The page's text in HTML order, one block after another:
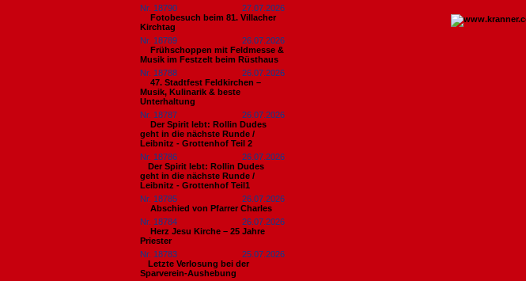
Nr. 18790
27.07.2026
Fotobesuch beim 81. Villacher
Kirchtag
Nr. 18789
26.07.2026
Frühschoppen mit Feldmesse &
Musik im Festzelt beim Rüsthaus
Nr. 18788
26.07.2026
47. Stadtfest Feldkirchen –
Musik, Kulinarik & beste
Unterhaltung
Nr. 18787
26.07.2026
Der Spirit lebt: Rollin Dudes
geht in die nächste Runde /
Leibnitz - Grottenhof Teil 2
Nr. 18786
26.07.2026
​Der Spirit lebt: Rollin Dudes
geht in die nächste Runde /
Leibnitz - Grottenhof Teil1
Nr. 18785
26.07.2026
Abschied von Pfarrer Charles
Nr. 18784
26.07.2026
Herz Jesu Kirche – 25 Jahre
Priester
Nr. 18783
25.07.2026
​Letzte Verlosung bei der
Sparverein-Aushebung